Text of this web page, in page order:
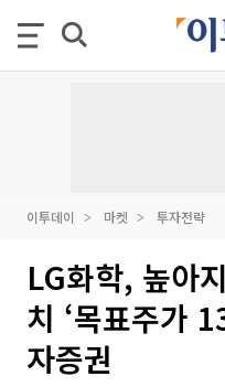
이투데이 마켓 투자전략
LG화학, 높아
치 ‘목표주가
자증권